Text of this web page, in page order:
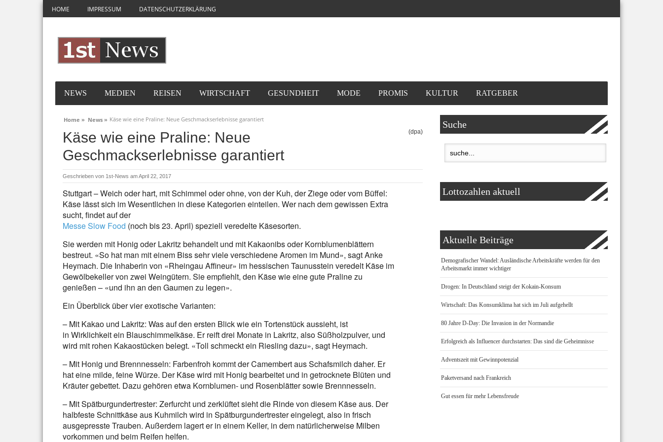
HOME IMPRESSUM DATENSCHUTZERKLÄRUNG
NEWS MEDIEN REISEN WIRTSCHAFT GESUNDHEIT MODE PROMIS KULTUR RATGEBER
Home » News » Käse wie eine Praline: Neue Geschmackserlebnisse garantiert
Käse wie eine Praline: Neue
Geschmackserlebnisse garantiert
(dpa)
Geschrieben von 1st-News am April 22, 2017
Stuttgart – Weich oder hart, mit Schimmel oder ohne, von der Kuh, der Ziege oder vom Büffel:
Käse lässt sich im Wesentlichen in diese Kategorien einteilen. Wer nach dem gewissen Extra
sucht, findet auf der
Messe Slow Food (noch bis 23. April) speziell veredelte Käsesorten.
Sie werden mit Honig oder Lakritz behandelt und mit Kakaonibs oder Kornblumenblättern
bestreut. «So hat man mit einem Biss sehr viele verschiedene Aromen im Mund», sagt Anke
Heymach. Die Inhaberin von «Rheingau Affineur» im hessischen Taunusstein veredelt Käse im
Gewölbekeller von zwei Weingütern. Sie empfiehlt, den Käse wie eine gute Praline zu
genießen – «und ihn an den Gaumen zu legen».
Ein Überblick über vier exotische Varianten:
– Mit Kakao und Lakritz: Was auf den ersten Blick wie ein Tortenstück aussieht, ist
in Wirklichkeit ein Blauschimmelkäse. Er reift drei Monate in Lakritz, also Süßholzpulver, und
wird mit rohen Kakaostücken belegt. «Toll schmeckt ein Riesling dazu», sagt Heymach.
– Mit Honig und Brennnesseln: Farbenfroh kommt der Camembert aus Schafsmilch daher. Er
hat eine milde, feine Würze. Der Käse wird mit Honig bearbeitet und in getrocknete Blüten und
Kräuter gebettet. Dazu gehören etwa Kornblumen- und Rosenblätter sowie Brennnesseln.
– Mit Spätburgundertrester: Zerfurcht und zerklüftet sieht die Rinde von diesem Käse aus. Der
halbfeste Schnittkäse aus Kuhmilch wird in Spätburgundertrester eingelegt, also in frisch
ausgepresste Trauben. Außerdem lagert er in einem Keller, in dem natürlicherweise Milben
vorkommen und beim Reifen helfen.
Suche
Lottozahlen aktuell
Aktuelle Beiträge
Demografischer Wandel: Ausländische Arbeitskräfte werden für den
Arbeitsmarkt immer wichtiger
Drogen: In Deutschland steigt der Kokain-Konsum
Wirtschaft: Das Konsumklima hat sich im Juli aufgehellt
80 Jahre D-Day: Die Invasion in der Normandie
Erfolgreich als Influencer durchstarten: Das sind die Geheimnisse
Adventszeit mit Gewinnpotenzial
Paketversand nach Frankreich
Gut essen für mehr Lebensfreude